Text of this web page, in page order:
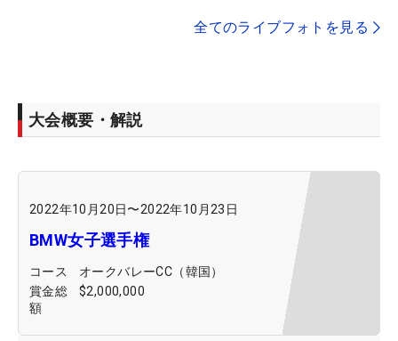
全てのライブフォトを見る
大会概要・解説
2022年10月20日〜2022年10月23日
BMW女子選手権
コース
オークバレーCC（韓国）
賞金総
額
$2,000,000